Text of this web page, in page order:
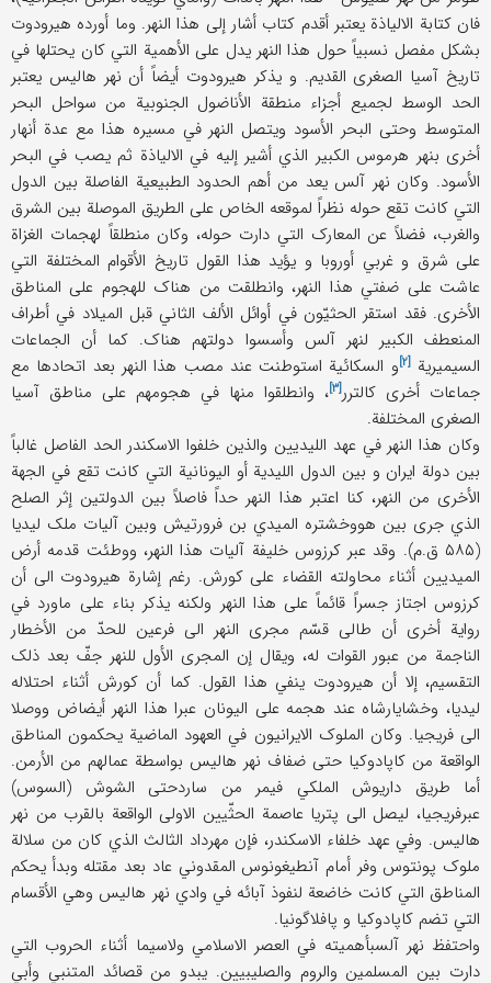
فان کتابة الالیاذة یعتبر أقدم کتاب أشار إلی هذا النهر. وما أورده هیرودوت
بشکل مفصل نسبیاً حول هذا النهر یدل علی الأهمیة التي کان یحتلها في
تاریخ آسیا الصغری القدیم. و یذکر هیرودوت أیضاً أن نهر هالیس یعتبر
الحد الوسط لجمیع أجزاء منطقة الأناضول الجنوبیة من سواحل البحر
المتوسط وحتی البحر الأسود ویتصل النهر في مسیره هذا مع عدة أنهار
أخری بنهر هرموس الکبیر الذي أشیر إلیه في الالیاذة ثم یصب في البحر
الأسود. وکان نهر آلس یعد من أهم الحدود الطبیعیة الفاصلة بین الدول
التي کانت تقع حوله نظراً لموقعه الخاص علی الطریق الموصلة بین الشرق
والغرب، فضلاً عن المعارک التي دارت حوله، وکان منطلقاً لهجمات الغزاة
علی شرق و غربي أوروبا و یؤید هذا القول تاریخ الأقوام المختلفة التي
عاشت علی ضفتي هذا النهر، وانطلقت من هناک للهجوم علی المناطق
الأخری. فقد استقر الحثیّون في أوائل الألف الثاني قبل المیلاد في أطراف
المنعطف الکبیر لنهر آلس وأسسوا دولتهم هناک. کما أن الجماعات
السیمیریة[۲] و السکائیة استوطنت عند مصب هذا النهر بعد اتحادها مع
جماعات أخری کالترر[۳] ، وانطلقوا منها في هجومهم علی مناطق آسیا
الصغری المختلفة.
وکان هذا النهر في عهد اللیدیین والذین خلفوا الاسکندر الحد الفاصل غالباً
بین دولة ایران و بین الدول اللیدیة أو الیونانیة التي کانت تقع في الجهة
الأخری من النهر، کنا اعتبر هذا النهر حداً فاصلاً بین الدولتین إثر الصلح
الذي جری بین هووخشتره المیدي بن فرورتیش وبین آلیات ملک لیدیا
(۵۸۵ ق.م). وقد عبر کرزوس خلیفة آلیات هذا النهر، ووطئت قدمه أرض
المیدیین أثناء محاولته القضاء علی کورش. رغم إشارة هیرودوت الی أن
کرزوس اجتاز جسراً قائماً علی هذا النهر ولکنه یذکر بناء علی ماورد في
روایة أخری أن طالی قسّم مجری النهر الی فرعین للحدّ من الأخطار
الناجمة من عبور القوات له، ویقال إن المجری الأول للنهر جفّ بعد ذلک
التقسیم، إلا أن هیرودوت ینفي هذا القول. کما أن کورش أثناء احتلاله
لیدیا، وخشایارشاه عند هجمه علی الیونان عبرا هذا النهر أیضاض ووصلا
الی فریجیا. وکان الملوک الایرانیون في العهود الماضیة یحکمون المناطق
الواقعة من کاپادوکیا حتی ضفاف نهر هالیس بواسطة عمالهم من الأرمن.
أما طریق داریوش الملکي فیمر من ساردحتی الشوش (السوس)
عبرفریجیا، لیصل الی پتریا عاصمة الحثّیین الاولی الواقعة بالقرب من نهر
هالیس. وفي عهد خلفاء الاسکندر، فإن مهرداد الثالث الذي کان من سلالة
ملوک پونتوس وفر أمام آنطیغونوس المقدوني عاد بعد مقتله وبدأ یحکم
المناطق التي کانت خاضعة لنفوذ آبائه في وادي نهر هالیس وهي الأقسام
التي تضم کاپادوکیا و پافلاگونیا.
واحتفظ نهر آلسبأهمیته في العصر الاسلامي ولاسیما أثناء الحروب التي
دارت بین المسلمین والروم والصلیبیین. یبدو من قصائد المتنبي وأبي